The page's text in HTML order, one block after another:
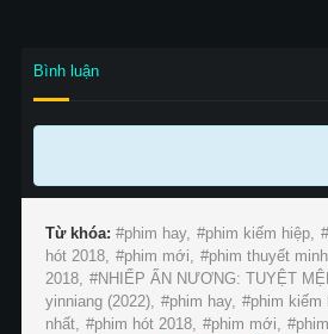
Bình luận
Từ khóa: phim hay, phim kiếm hiệp,
hót 2018,
phim mới, phim thuyết minh,
2018,
NHIẾP ẤN NƯƠNG: TUYỆT
yinniang (2022),
phim hay, phim kiếm
nhất,
phim hót 2018, phim mới,